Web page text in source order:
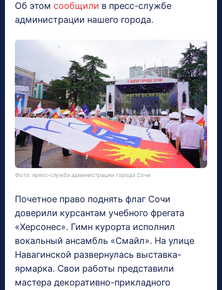
Об этом сообщили в пресс-службе
администрации нашего города.
Фото: пресс-служба администрации города Сочи
Почетное право поднять флаг Сочи
доверили курсантам учебного фрегата
«Херсонес». Гимн курорта исполнил
вокальный ансамбль «Смайл». На улице
Навагинской развернулась выставка-
ярмарка. Свои работы представили
мастера декоративно-прикладного